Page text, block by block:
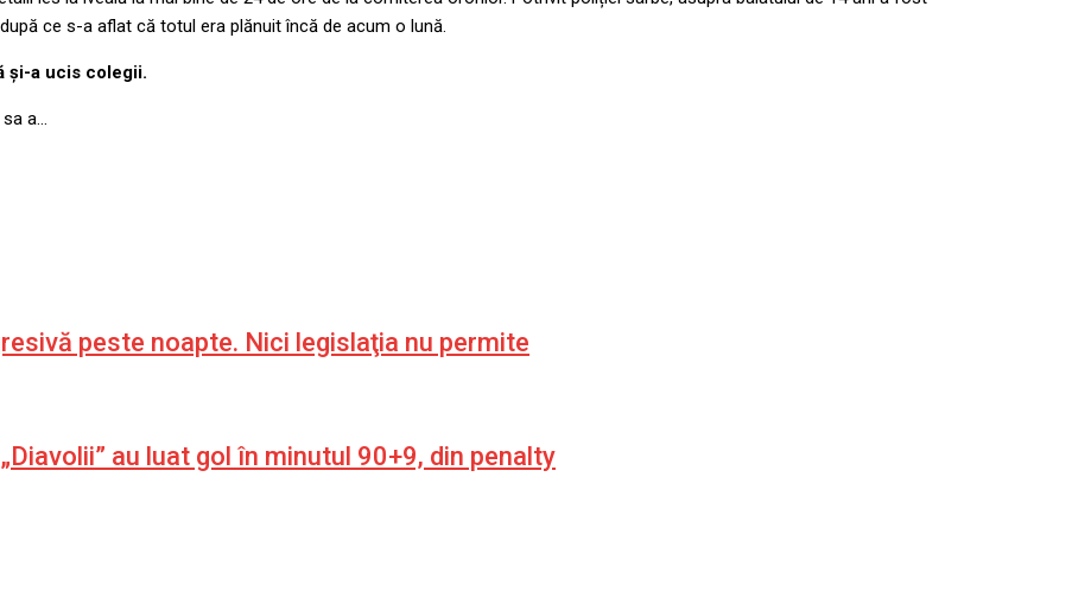
ce s-a aflat că totul era plănuit încă de acum o lună.
și-a ucis colegii.
a…
peste noapte. Nici legislaţia nu permite
au luat gol în minutul 90+9, din penalty